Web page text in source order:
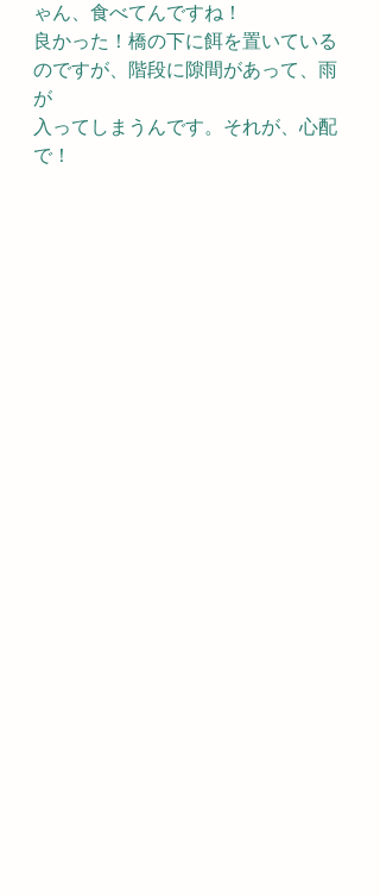
ゃん、食べてんですね！
良かった！橋の下に餌を置いている
のですが、階段に隙間があって、雨
が
入ってしまうんです。それが、心配
で！